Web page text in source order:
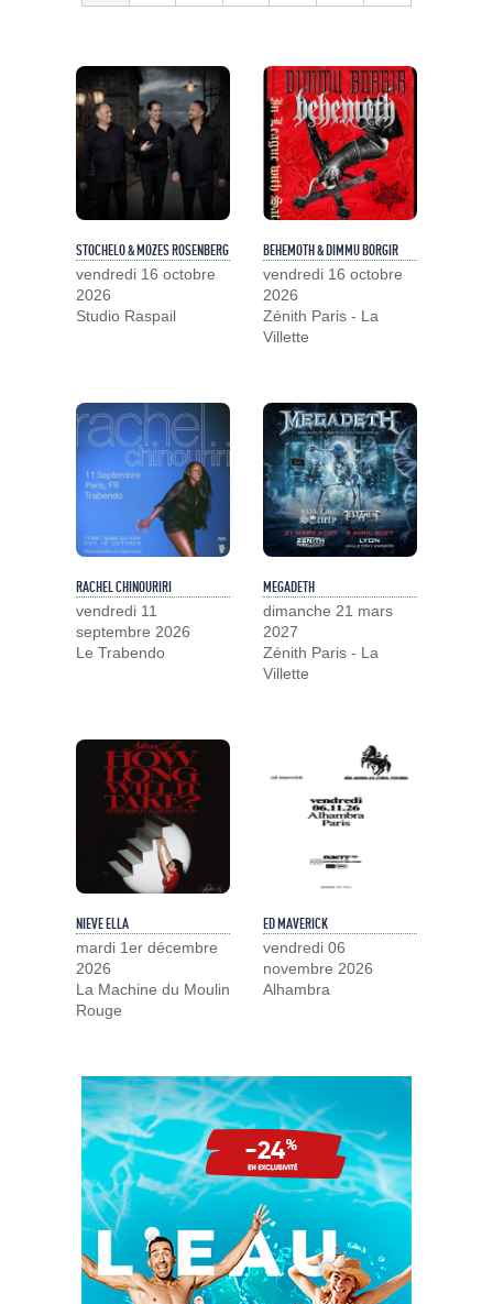
STOCHELO & MOZES ROSENBERG
vendredi 16 octobre
2026
Studio Raspail
BEHEMOTH & DIMMU BORGIR
vendredi 16 octobre
2026
Zénith Paris - La
Villette
RACHEL CHINOURIRI
vendredi 11
septembre 2026
Le Trabendo
MEGADETH
dimanche 21 mars
2027
Zénith Paris - La
Villette
NIEVE ELLA
mardi 1er décembre
2026
La Machine du Moulin
Rouge
ED MAVERICK
vendredi 06
novembre 2026
Alhambra